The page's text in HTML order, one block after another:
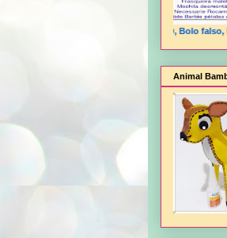
Animal Bambi 3D, Bolo falso,
Animal